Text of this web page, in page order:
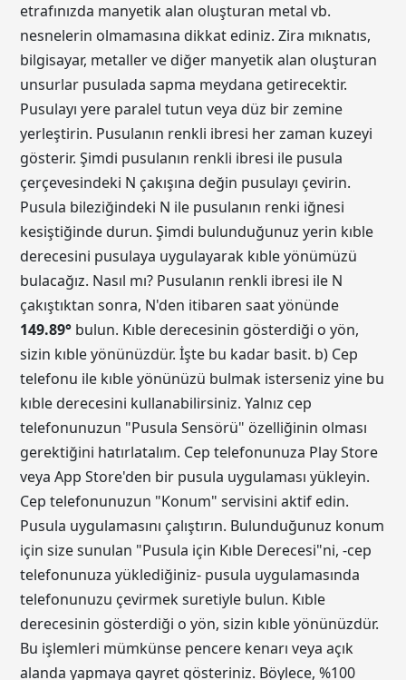
etrafınızda manyetik alan oluşturan metal vb.
nesnelerin olmamasına dikkat ediniz. Zira mıknatıs,
bilgisayar, metaller ve diğer manyetik alan oluşturan
unsurlar pusulada sapma meydana getirecektir.
Pusulayı yere paralel tutun veya düz bir zemine
yerleştirin. Pusulanın renkli ibresi her zaman kuzeyi
gösterir. Şimdi pusulanın renkli ibresi ile pusula
çerçevesindeki N çakışına değin pusulayı çevirin.
Pusula bileziğindeki N ile pusulanın renki iğnesi
kesiştiğinde durun. Şimdi bulunduğunuz yerin kıble
derecesini pusulaya uygulayarak kıble yönümüzü
bulacağız. Nasıl mı? Pusulanın renkli ibresi ile N
çakıştıktan sonra, N'den itibaren saat yönünde
149.89° bulun. Kıble derecesinin gösterdiği o yön,
sizin kıble yönünüzdür. İşte bu kadar basit. b) Cep
telefonu ile kıble yönünüzü bulmak isterseniz yine bu
kıble derecesini kullanabilirsiniz. Yalnız cep
telefonunuzun "Pusula Sensörü" özelliğinin olması
gerektiğini hatırlatalım. Cep telefonunuza Play Store
veya App Store'den bir pusula uygulaması yükleyin.
Cep telefonunuzun "Konum" servisini aktif edin.
Pusula uygulamasını çalıştırın. Bulunduğunuz konum
için size sunulan "Pusula için Kıble Derecesi"ni, -cep
telefonunuza yüklediğiniz- pusula uygulamasında
telefonunuzu çevirmek suretiyle bulun. Kıble
derecesinin gösterdiği o yön, sizin kıble yönünüzdür.
Bu işlemleri mümkünse pencere kenarı veya açık
alanda yapmaya gayret gösteriniz. Böylece, %100